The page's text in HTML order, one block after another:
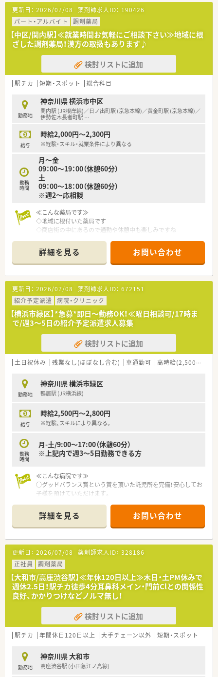
更新日： 2026/07/08 薬剤師求人ID： 190426
パート・アルバイト
調剤薬局
【中区/関内駅】≪就業時間お気軽にご相談下さい≫地域に根
ざした調剤薬局！漢方の取扱もあります♪
検討リストに追加
駅チカ 短期・スポット 総合科目
勤務地
神奈川県 横浜市中区
関内駅 (JR根岸線)／日ノ出町駅 (京急本線)／黄金町駅 (京急本線)／
伊勢佐木長者町駅 …
給与
時給2,000円～2,300円
※経験・スキル・就業条件により異なる
勤務
時間
月～金
09：00～19：00（休憩60分）
土
09：00～18：00（休憩60分）
※週2～応相談
≪こんな薬局です≫
◇地域に根付いた薬局です
◇商店街の中にあるので通勤や休憩中も楽しみですね
詳細を見る お問い合わせ
更新日： 2026/07/08 薬剤師求人ID： 672151
紹介予定派遣
病院・クリニック
【横浜市緑区】*急募*即日～勤務OK！≪曜日相談可/17時ま
で/週3～5日の紹介予定派遣求人募集
検討リストに追加
土日祝休み 残業なし(ほぼなし含む) 車通勤可 高時給(2,500円以上)
勤務地
神奈川県 横浜市緑区
鴨居駅 (JR横浜線)
給与
時給2,500円～2,800円
※経験、スキルにより異なる。
勤務
時間
月-土/9:00～17:00（休憩60分）
※上記内で週3～5日勤務できる方
≪こんな病院です≫
○グッドバランス賞という賞を頂いた託児所を完備！安心してお
子様を預けていただけます。
機能しています。
○昼食は事前に予約すれば360円でお弁当を食べられます！
○広く・綺麗な設備が整っており清潔感ある環境で勤務いただけ
ます。
○外来はすべて門前の薬局に出していますので、院内調剤・監査
業務に集中いただけます。
調剤業務の流れもルーティン化されており、無理のないペースで
お仕事可能です。
詳細を見る お問い合わせ
更新日： 2026/07/08 薬剤師求人ID： 328186
正社員
調剤薬局
【大和市/高座渋谷駅】≪年休120日以上≫木日・土PM休みで
週休2.5日！駅チカ徒歩4分耳鼻科メイン・門前Clとの関係性
良好、かかりつけなどノルマ無し！
検討リストに追加
駅チカ 年間休日120日以上 大手チェーン以外 短期・スポット
勤務地
神奈川県 大和市
高座渋谷駅 (小田急江ノ島線)